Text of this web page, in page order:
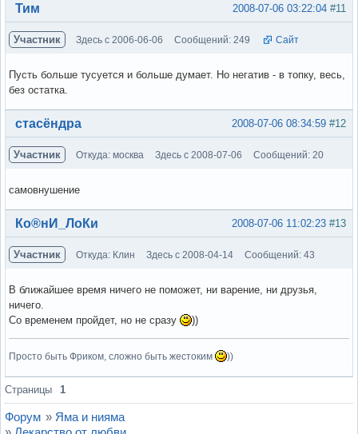
Вне форума #11
2008-07-06 03:22:04
Тим
Участник Здесь с 2006-06-06 Сообщений: 249 Сайт
Пусть больше тусуется и больше думает. Но негатив - в топку, весь,
без остатка.
Вне форума #12
2008-07-06 08:34:59
стасёндра
Участник Откуда: москва Здесь с 2008-07-06 Сообщений: 20
самовнушение
Вне форума #13
2008-07-06 11:02:23
Ко®нИ_ЛоКи
Участник Откуда: Клин Здесь с 2008-04-14 Сообщений: 43
В ближайшее время ничего не поможет, ни варение, ни друзья,
ничего.
Со временем пройдет, но не сразу
))
Просто быть Фриком, сложно быть жестоким ))
Вне форума
Страницы 1
Форум » Яма и нияма